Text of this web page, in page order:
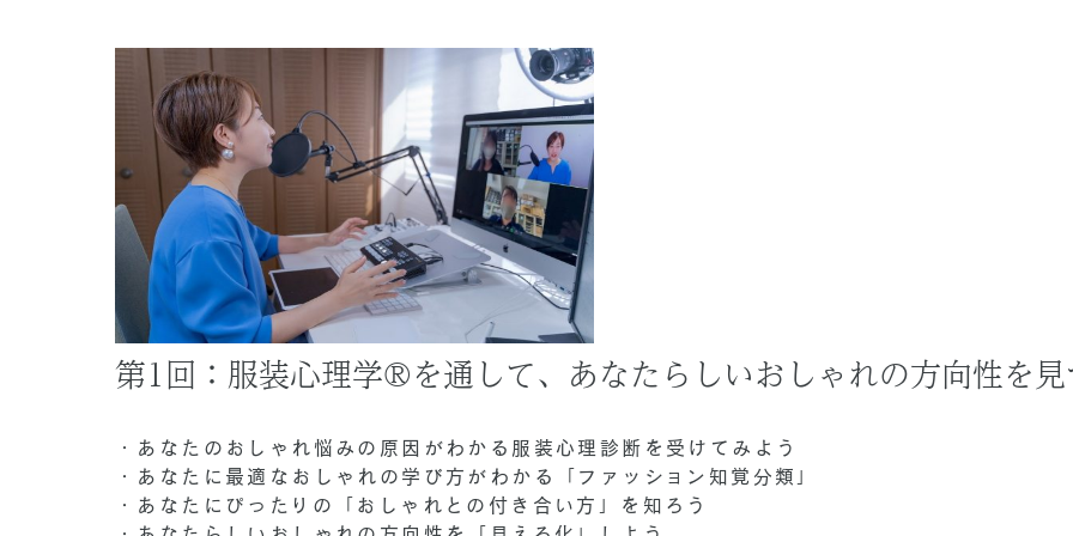
第1回：服装心理学®を通して、あなたらしいおしゃれの方向性を
・あなたのおしゃれ悩みの原因がわかる服装心理診断を受けてみよう
・あなたに最適なおしゃれの学び方がわかる「ファッション知覚分類」
・あなたにぴったりの「おしゃれとの付き合い方」を知ろう